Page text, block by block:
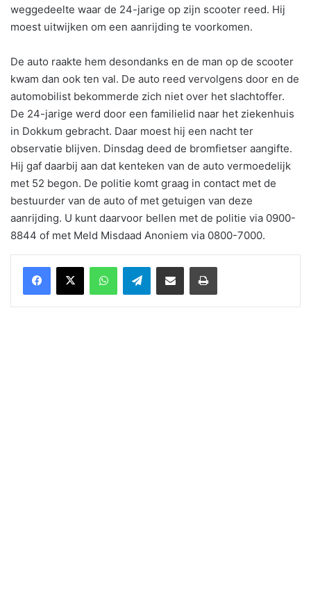
weggedeelte waar de 24-jarige op zijn scooter reed. Hij
moest uitwijken om een aanrijding te voorkomen.
De auto raakte hem desondanks en de man op de scooter
kwam dan ook ten val. De auto reed vervolgens door en de
automobilist bekommerde zich niet over het slachtoffer.
De 24-jarige werd door een familielid naar het ziekenhuis
in Dokkum gebracht. Daar moest hij een nacht ter
observatie blijven. Dinsdag deed de bromfietser aangifte.
Hij gaf daarbij aan dat kenteken van de auto vermoedelijk
met 52 begon. De politie komt graag in contact met de
bestuurder van de auto of met getuigen van deze
aanrijding. U kunt daarvoor bellen met de politie via 0900-
8844 of met Meld Misdaad Anoniem via 0800-7000.
WhatsAppTelegramDelen via Email Print